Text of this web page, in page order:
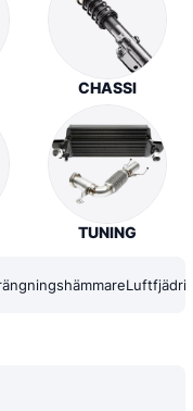
CHASSI
TUNING